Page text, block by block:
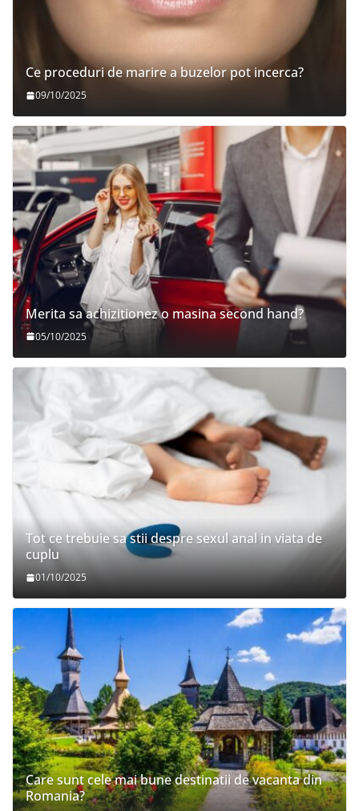
Ce proceduri de marire a buzelor pot incerca?
09/10/2025
Merita sa achizitionez o masina second hand?
05/10/2025
Tot ce trebuie sa stii despre sexul anal in viata de
cuplu
01/10/2025
Care sunt cele mai bune destinatii de vacanta din
Romania?